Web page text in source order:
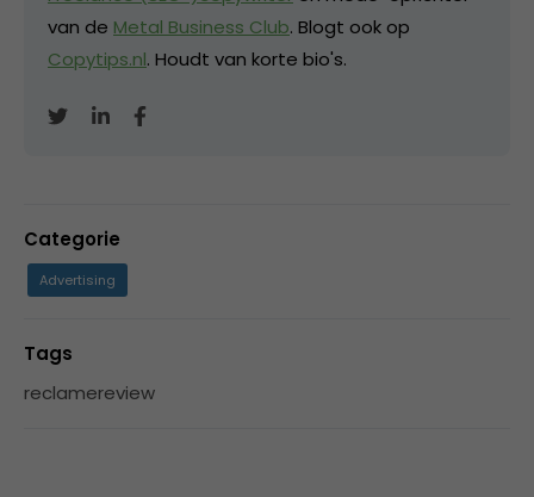
van de Metal Business Club. Blogt ook op
Copytips.nl. Houdt van korte bio's.
Categorie
Advertising
Tags
reclamereview